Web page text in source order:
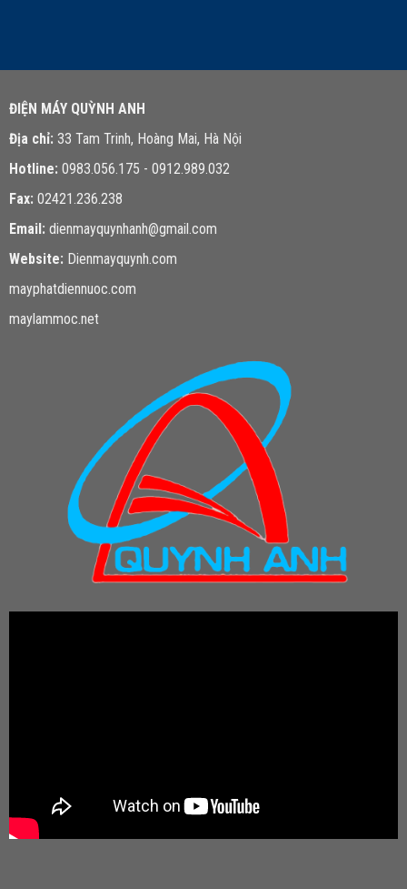
ĐIỆN MÁY QUỲNH ANH
Địa chỉ: 33 Tam Trinh, Hoàng Mai, Hà Nội
Hotline: 0983.056.175 - 0912.989.032
Fax: 02421.236.238
Email: dienmayquynhanh@gmail.com
Website: Dienmayquynh.com
mayphatdiennuoc.com
maylammoc.net